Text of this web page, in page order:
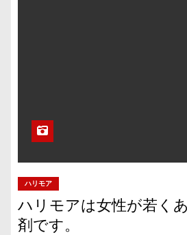
ハリモア
ハリモアは女性が若く
剤です。